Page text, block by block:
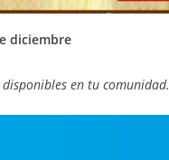
diciembre
en tu comunidad.